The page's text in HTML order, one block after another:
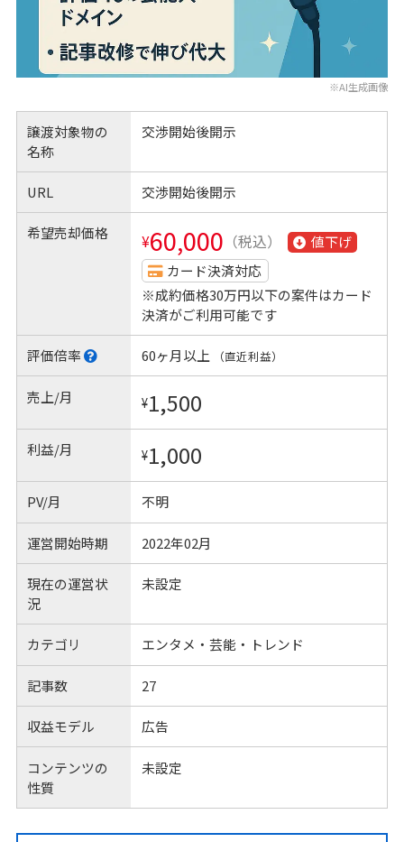
※AI生成画像
譲渡対象物の
名称
交渉開始後開示
URL 交渉開始後開示
希望売却価格 ¥60,000 （税込）
値下げ
カード決済対応
※成約価格30万円以下の案件はカード
決済がご利用可能です
評価倍率 60ヶ月以上 （直近利益）
売上/月 ¥1,500
利益/月 ¥1,000
PV/月 不明
運営開始時期 2022年02月
現在の運営状
況
未設定
カテゴリ エンタメ・芸能・トレンド
記事数 27
収益モデル 広告
コンテンツの
性質
未設定